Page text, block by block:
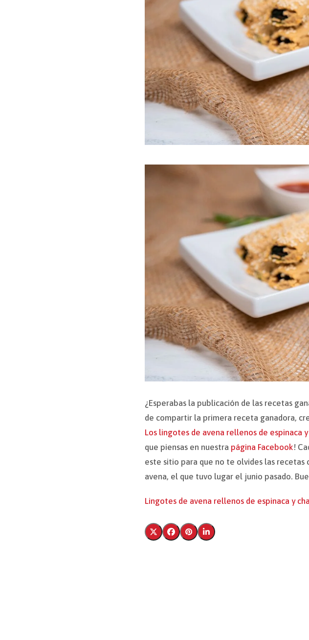
¿Esperabas la publicación de las recetas
de compartir la primera receta ganadora,
Los lingotes de avena rellenos de espinaca
que piensas en nuestra página Facebook!
este sitio para que no te olvides las
avena, el que tuvo lugar el junio pasado.
Lingotes de avena rellenos de espinaca y